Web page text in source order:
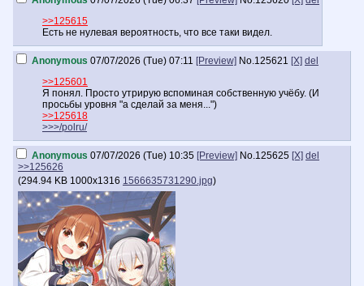
>>125615
Есть не нулевая вероятность, что все таки видел.
Anonymous 07/07/2026 (Tue) 07:11 [Preview] No.125621 [X] del
>>125601
Я понял. Просто утрирую вспоминая собственную учёбу. (И
просьбы уровня "а сделай за меня...")
>>125618
>>>/polru/
Anonymous 07/07/2026 (Tue) 10:35 [Preview] No.125625 [X] del
>>125626
(294.94 KB 1000x1316 1566635731290.jpg)